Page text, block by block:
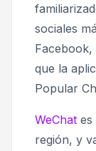
sociales
Facebook,
que la
Popular
WeChat es
región, y